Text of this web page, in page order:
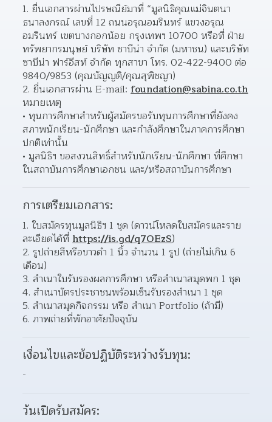
1. ยื่นเอกสารผ่านไปรษณีย์มาที่ “มูลนิธิคุณแม่จินตนา
ธนาลงกรณ์ เลขที่ 12 ถนนอรุณอมรินทร์ แขวงอรุณ
อมรินทร์ เขตบางกอกน้อย กรุงเทพฯ 10700 หรือที่ ฝ่าย
ทรัพยากรมนุษย์ บริษัท ซาบีน่า จำกัด (มหาชน) และบริษัท
ซาบีน่า ฟาร์อีสท์ จำกัด ทุกสาขา โทร. 02-422-9400 ต่อ
9840/9853 (คุณบัญญติ/คุณสุพิชญา)
2. ยื่นเอกสารผ่าน E-mail: foundation@sabina.co.th
หมายเหตุ
ทุนการศึกษาสำหรับผู้สมัครขอรับทุนการศึกษาที่ยังคง
สภาพนักเรียน-นักศึกษา และกำลังศึกษาในภาคการศึกษา
ปกติเท่านั้น
มูลนิธิฯ ขอสงวนสิทธิ์สำหรับนักเรียน-นักศึกษา ที่ศึกษา
ในสถาบันการศึกษาเอกชน และ/หรือสถาบันการศึกษา
การเตรียมเอกสาร:
1. ใบสมัครทุนมูลนิธิฯ 1 ชุด (ดาวน์โหลดใบสมัครและราย
ละเอียดได้ที่ https://is.gd/q7OEzS)
2. รูปถ่ายสีหรือขาวดำ 1 นิ้ว จำนวน 1 รูป (ถ่ายไม่เกิน 6
เดือน)
3. สำเนาใบรับรองผลการศึกษา หรือสำเนาสมุดพก 1 ชุด
4. สำเนาบัตรประชาชนพร้อมเซ็นรับรองสำเนา 1 ชุด
5. สำเนาสมุดกิจกรรม หรือ สำเนา Portfolio (ถ้ามี)
6. ภาพถ่ายที่พักอาศัยปัจจุบัน
เงื่อนไขและข้อปฏิบัติระหว่างรับทุน:
-
วันเปิดรับสมัคร: